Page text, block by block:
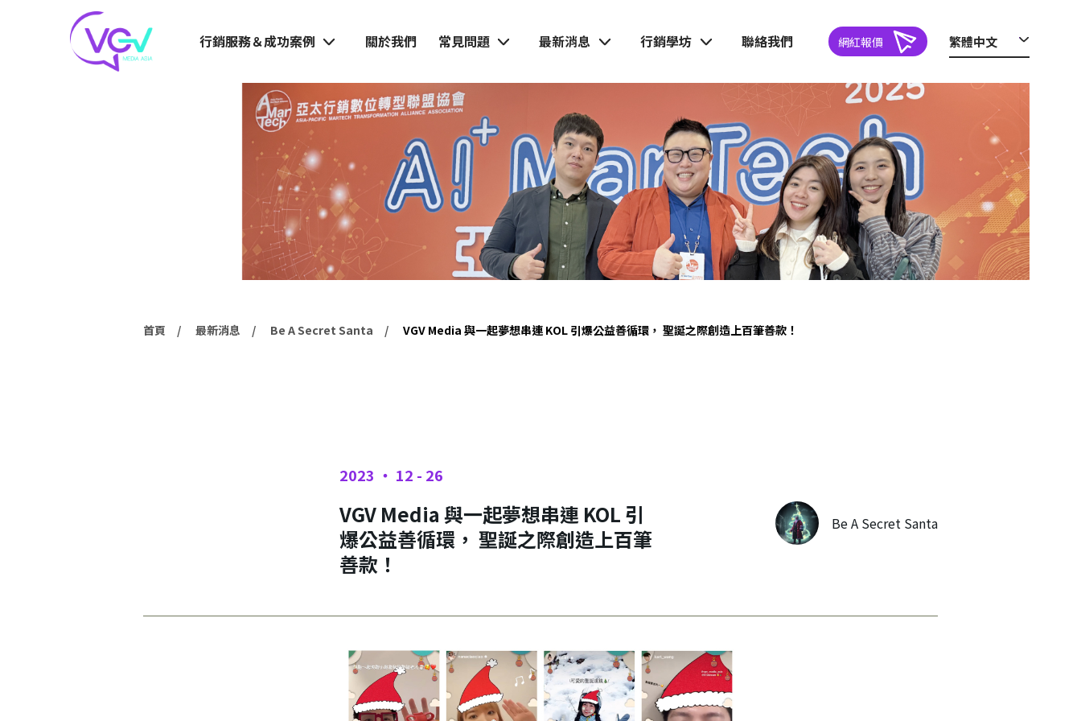
網紅報價 繁體中文
行銷服務＆成功案例 關於我們 常見問題 最新消息 行銷學坊 聯絡我們
首頁 最新消息 Be A Secret Santa VGV Media 與一起夢想串連 KOL 引爆公益善循環， 聖誕之際創造上百筆善款！
2023 ‧ 12 - 26
VGV Media 與一起夢想串連 KOL 引
爆公益善循環， 聖誕之際創造上百筆
善款！
Be A Secret Santa